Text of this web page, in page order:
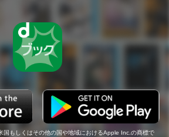
もしくはその他の国や地域におけるApple Inc.の商標で